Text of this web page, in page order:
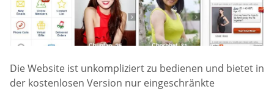
Die Website ist unkompliziert zu bedienen und bietet in
der kostenlosen Version nur eingeschränkte